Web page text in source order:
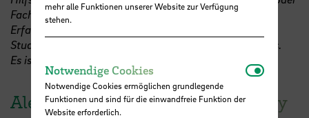
Fachdisziplin. Ihr nehmt dabei so viele wertvolle
Erfahrungen mit, die euch sonst verwehrt bleiben. Ein
Studium ist nicht nur das stupide Sammeln von Credits.
Es ist so vieles mehr, und all das gilt es zu entdecken.
Alexander Anschütz, Cyber Security
mehr alle Funktionen unserer Website zur Verfügung
stehen.
Notwendige Cookies
Notwendige Cookies ermöglichen grundlegende
Funktionen und sind für die einwandfreie Funktion der
Website erforderlich.